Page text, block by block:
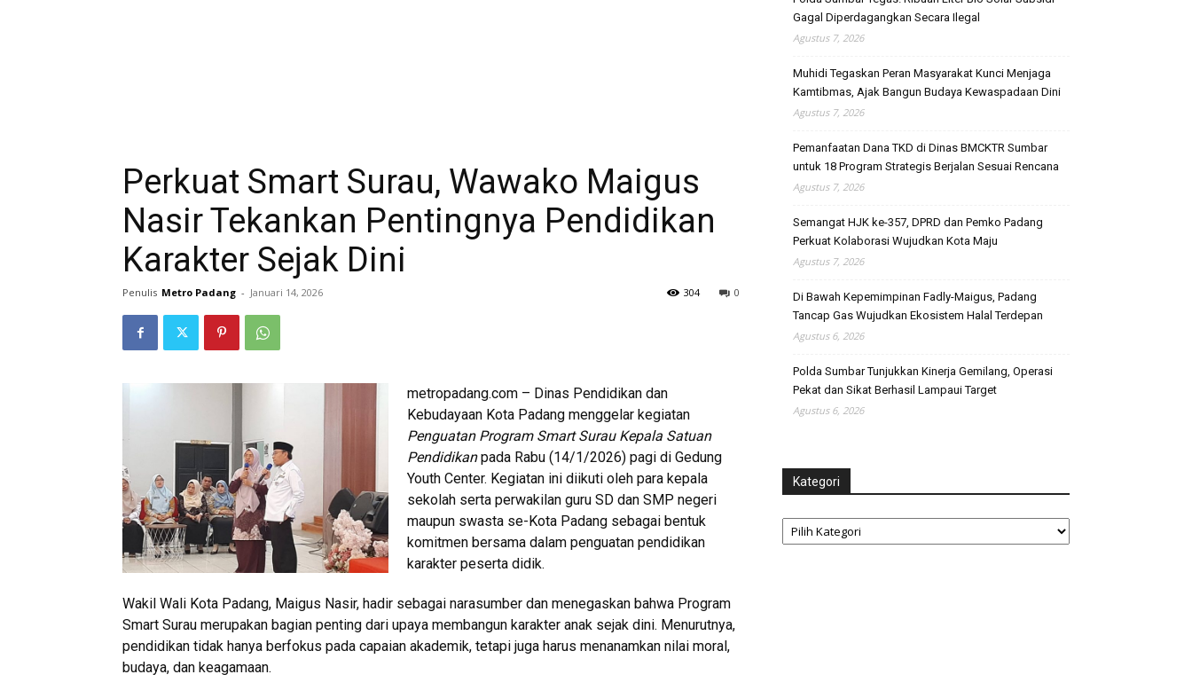
Perkuat Smart Surau, Wawako Maigus
Nasir Tekankan Pentingnya Pendidikan
Karakter Sejak Dini
Penulis Metro Padang - Januari 14, 2026 0
304
metropadang.com – Dinas Pendidikan dan
Kebudayaan Kota Padang menggelar kegiatan
Penguatan Program Smart Surau Kepala Satuan
Pendidikanpada Rabu (14/1/2026) pagi di Gedung
Youth Center. Kegiatan ini diikuti oleh para kepala
sekolah serta perwakilan guru SD dan SMP negeri
maupun swasta se-Kota Padang sebagai bentuk
komitmen bersama dalam penguatan pendidikan
karakter peserta didik.
Wakil Wali Kota Padang, Maigus Nasir, hadir sebagai narasumber dan menegaskan bahwa Program
Smart Surau merupakan bagian penting dari upaya membangun karakter anak sejak dini. Menurutnya,
pendidikan tidak hanya berfokus pada capaian akademik, tetapi juga harus menanamkan nilai moral,
budaya, dan keagamaan.
Gagal Diperdagangkan Secara Ilegal
Agustus 7, 2026
Muhidi Tegaskan Peran Masyarakat Kunci Menjaga
Kamtibmas, Ajak Bangun Budaya Kewaspadaan Dini
Agustus 7, 2026
Pemanfaatan Dana TKD di Dinas BMCKTR Sumbar
untuk 18 Program Strategis Berjalan Sesuai Rencana
Agustus 7, 2026
Semangat HJK ke-357, DPRD dan Pemko Padang
Perkuat Kolaborasi Wujudkan Kota Maju
Agustus 7, 2026
Di Bawah Kepemimpinan Fadly-Maigus, Padang
Tancap Gas Wujudkan Ekosistem Halal Terdepan
Agustus 6, 2026
Polda Sumbar Tunjukkan Kinerja Gemilang, Operasi
Pekat dan Sikat Berhasil Lampaui Target
Agustus 6, 2026
Kategori
Kategori